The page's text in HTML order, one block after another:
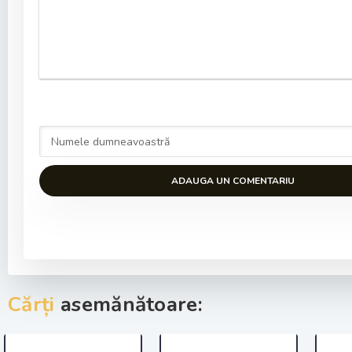
ADAUGA UN COMENTARIU
Cărți asemănătoare: